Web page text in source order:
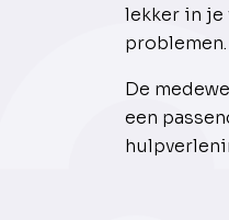
lekker in je
problemen.
De
een